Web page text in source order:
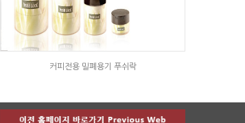
커피전용 밀폐용기 푸쉬락